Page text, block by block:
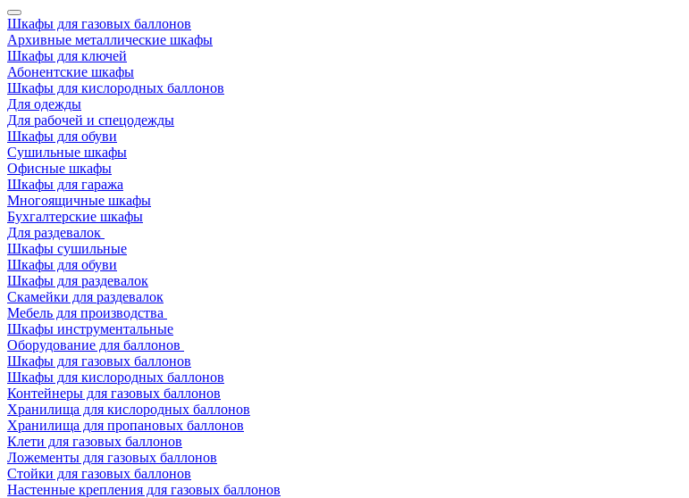
Шкафы для газовых баллонов
Архивные металлические шкафы
Шкафы для ключей
Абонентские шкафы
Шкафы для кислородных баллонов
Для одежды
Для рабочей и спецодежды
Шкафы для обуви
Сушильные шкафы
Офисные шкафы
Шкафы для гаража
Многоящичные шкафы
Бухгалтерские шкафы
Для раздевалок
Шкафы сушильные
Шкафы для обуви
Шкафы для раздевалок
Скамейки для раздевалок
Мебель для производства
Шкафы инструментальные
Оборудование для баллонов
Шкафы для газовых баллонов
Шкафы для кислородных баллонов
Контейнеры для газовых баллонов
Хранилища для кислородных баллонов
Хранилища для пропановых баллонов
Клети для газовых баллонов
Ложементы для газовых баллонов
Стойки для газовых баллонов
Настенные крепления для газовых баллонов